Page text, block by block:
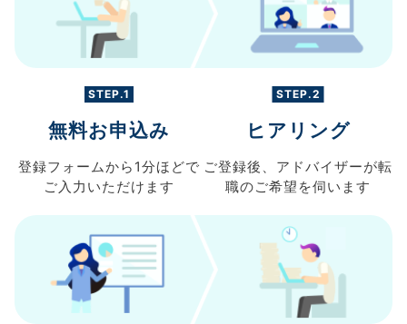
STEP.1
無料お申込み
登録フォームから 1分ほどで
ご入力 いただけます
STEP.2
ヒアリング
ご登録後、 アドバイザーが転
職のご希望を伺います